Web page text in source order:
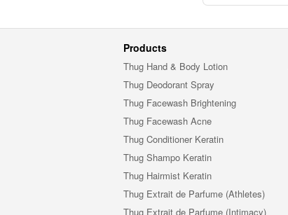
Products
Thug Hand & Body Lotion
Thug Deodorant Spray
Thug Facewash Brightening
Thug Facewash Acne
Thug Conditioner Keratin
Thug Shampo Keratin
Thug Hairmist Keratin
Thug Extrait de Parfume (Athletes)
Thug Extrait de Parfume (Intimacy)